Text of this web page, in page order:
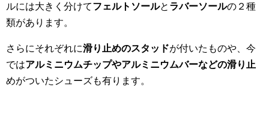
ルには大きく分けてフェルトソールと ラバーソールの２種
類があります。
さらにそれぞれに滑り止めのスタッドが付いたものや、今
ではアルミニウムチップやアルミニウムバーなどの滑り止
めがついたシューズも有ります。